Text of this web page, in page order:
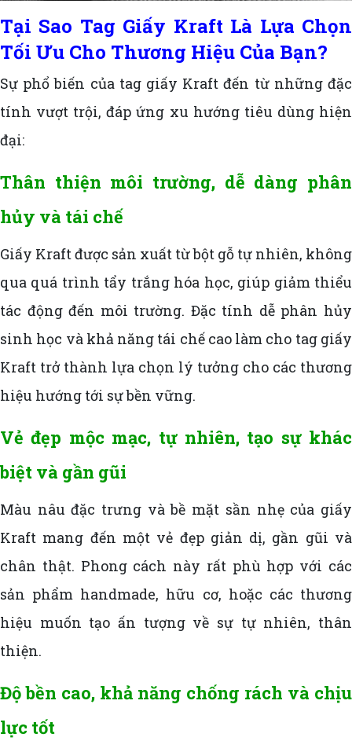
Tại Sao Tag Giấy Kraft Là Lựa Chọn
Tối Ưu Cho Thương Hiệu Của Bạn?
Sự phổ biến của tag giấy Kraft đến từ những đặc
tính vượt trội, đáp ứng xu hướng tiêu dùng hiện
đại:
Thân thiện môi trường, dễ dàng phân
hủy và tái chế
Giấy Kraft được sản xuất từ bột gỗ tự nhiên, không
qua quá trình tẩy trắng hóa học, giúp giảm thiểu
tác động đến môi trường. Đặc tính dễ phân hủy
sinh học và khả năng tái chế cao làm cho tag giấy
Kraft trở thành lựa chọn lý tưởng cho các thương
hiệu hướng tới sự bền vững.
Vẻ đẹp mộc mạc, tự nhiên, tạo sự khác
biệt và gần gũi
Màu nâu đặc trưng và bề mặt sần nhẹ của giấy
Kraft mang đến một vẻ đẹp giản dị, gần gũi và
chân thật. Phong cách này rất phù hợp với các
sản phẩm handmade, hữu cơ, hoặc các thương
hiệu muốn tạo ấn tượng về sự tự nhiên, thân
thiện.
Độ bền cao, khả năng chống rách và chịu
lực tốt